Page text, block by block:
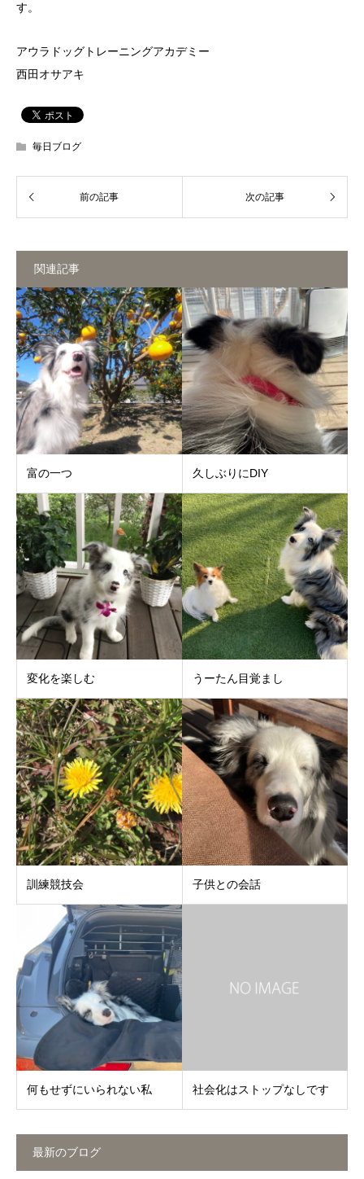
す。
アウラドッグトレーニングアカデミー
西田オサアキ
毎日ブログ
関連記事
富の一つ 久しぶりにDIY
変化を楽しむ うーたん目覚まし
訓練競技会 子供との会話
何もせずにいられない私 社会化はストップなしです
最新のブログ